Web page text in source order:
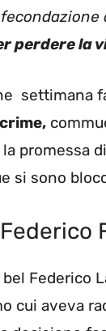
perdere la
settimana
promessa
si sono
Federico
cui aveva